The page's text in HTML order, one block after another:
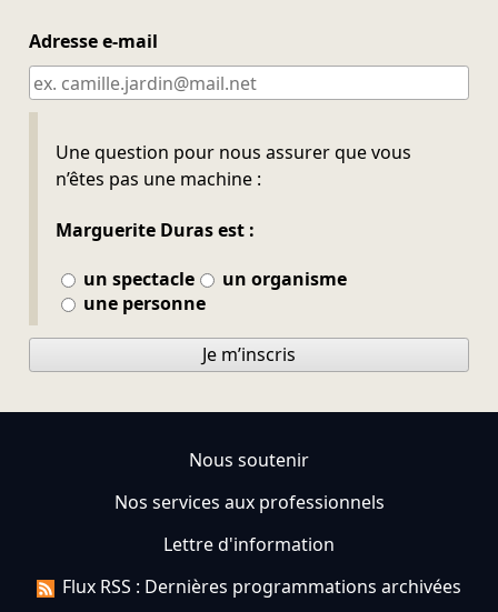
Adresse e-mail
Une question pour nous assurer que vous
n’êtes pas une machine :
Marguerite Duras est :
un spectacle
un organisme
une personne
Ne pas remplir
Je m’inscris
Nous soutenir
Nos services aux professionnels
Lettre d'information
Flux RSS : Dernières programmations archivées